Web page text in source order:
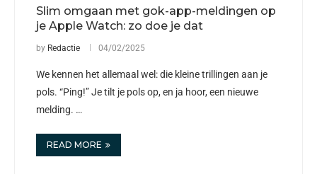
Slim omgaan met gok-app-meldingen op
je Apple Watch: zo doe je dat
by Redactie 04/02/2025
We kennen het allemaal wel: die kleine trillingen aan je
pols. “Ping!” Je tilt je pols op, en ja hoor, een nieuwe
melding. …
READ MORE